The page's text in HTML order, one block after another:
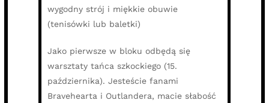
wygodny strój i miękkie obuwie
(tenisówki lub baletki)
Jako pierwsze w bloku odbędą się
warsztaty tańca szkockiego (15.
października). Jesteście fanami
Bravehearta i Outlandera, macie słabość